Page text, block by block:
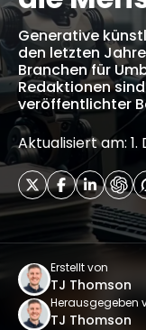
Generative
den letzten
Branchen für
Redaktionen
veröffentlichter
Aktualisiert am:
Erstellt von
TJ Thomson
Herausgegeben
TJ Thomson